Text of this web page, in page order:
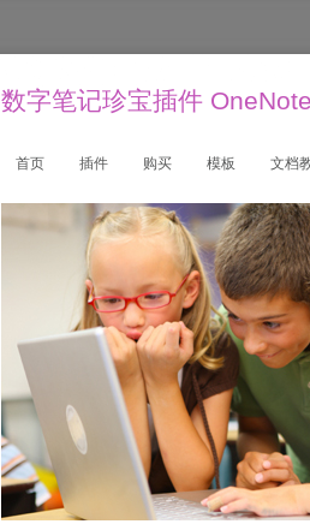
数字笔记珍宝插件
首页 插件 购买 模板 文档